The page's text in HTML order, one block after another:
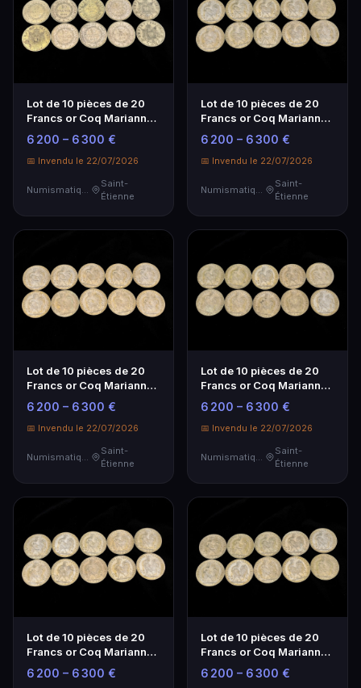
Lot de 10 pièces de 20
Francs or Coq Marianne -
Investissement
Numismatique
6 200 – 6 300 €
📅 Invendu le 22/07/2026
Numismatique
Saint-
Étienne
Lot de 10 pièces de 20
Francs or Coq Marianne -
Investissement
Numismatique
6 200 – 6 300 €
📅 Invendu le 22/07/2026
Numismatique
Saint-
Étienne
Lot de 10 pièces de 20
Francs or Coq Marianne -
Investissement
Numismatique
6 200 – 6 300 €
📅 Invendu le 22/07/2026
Saint-
Étienne
Lot de 10 pièces de 20
Francs or Coq Marianne -
Investissement
Numismatique
6 200 – 6 300 €
📅 Invendu le 22/07/2026
Saint-
Étienne
Lot de 10 pièces de 20
Francs or Coq Marianne -
Investissement
Numismatique
6 200 – 6 300 €
Lot de 10 pièces de 20
Francs or Coq Marianne -
Investissement
Numismatique
6 200 – 6 300 €